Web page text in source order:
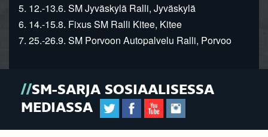
5. 12.-13.6. SM Jyväskylä Ralli, Jyväskylä
6. 14.-15.8. Fixus SM Ralli Kitee, Kitee
7. 25.-26.9. SM Porvoon Autopalvelu Ralli, Porvoo
SM-SARJA SOSIAALISESSA
MEDIASSA